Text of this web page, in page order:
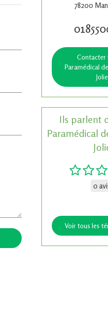
78200
Contacter
Paramédical
Jolie
Ils parlent
Paramédical
0
Voir tous les